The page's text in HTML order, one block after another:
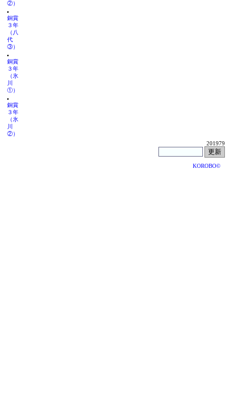
②）
銅賞
３年
（八
代
③）
銅賞
３年
（氷
川
①）
銅賞
３年
（氷
川
②）
201979
KOROBO©